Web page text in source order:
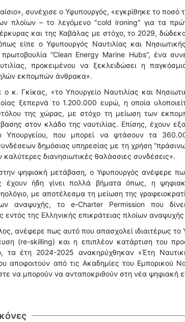
συνέχισε ο Υφυπουργός, «εγκρίθηκε το
πλοίων – το λεγόμενο "cold ironing" για τα
και της Καβάλας με στόχο, το 2029,
είπε ο Υφυπουργός Ναυτιλίας και
“Clean Energy Marine Hubs”, ένα
προκειμένου να ξεκλειδώσει η
εκπομπών άνθρακα».
κ. Γκίκας, «το Υπουργείο Ναυτιλίας και
ξεπερνά το 1.200.000 ευρώ, η οποία
της χώρας, με στόχο τη μείωση των
στον κλάδο της ναυτιλίας. Επίσης, έχουν
Υπουργείου, που μπορεί να φτάσουν τα
δημόσιας υπηρεσίας με τη χρήση
καλύτερες διανησιωτικές θαλάσσιες συνδέσεις».
ψηφιακή μετάβαση, ο Υφυπουργός ανέφερε
έχουν ήδη γίνει πολλά βήματα όπως, η
με αποτέλεσμα τη μείωση της
αναψυχής, το e-Charter Permission που
εντός της Ελληνικής επικράτειας πλοίων
ανέφερε πως αυτό που απασχολεί ιδιαιτέρως το
(re-skilling) και η επιπλέον κατάρτιση του
τα έτη 2024-2025 ανακηρύχθηκαν «Έτη
αποφοιτούν από τις Ακαδημίες του Εμπορικού
να μπορούν να ανταποκριθούν στη νέα ψηφιακή